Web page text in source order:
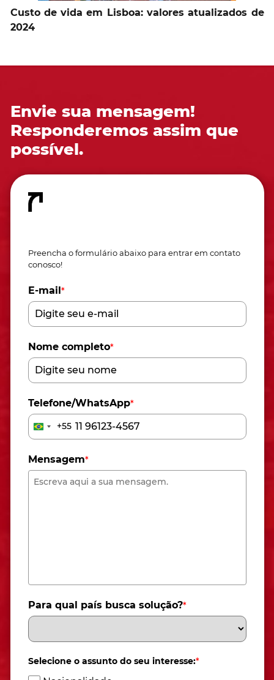
Custo de vida em Lisboa: valores atualizados de
2024
Envie sua mensagem!
Responderemos assim que
possível.
Preencha o formulário abaixo para entrar em contato
conosco!
E-mail*
Nome completo*
Telefone/WhatsApp*
Brazil
+55
+55
Mensagem*
Para qual país busca solução?*
Selecione o assunto do seu interesse:*